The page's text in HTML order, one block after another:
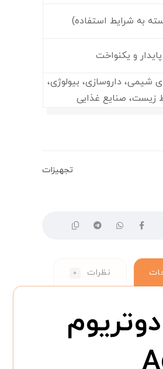
به شرایط استفاده)
پایدار و یکنواخت
شیمی، داروسازی، بیولوژی،
زیست، صنایع غذایی
تجهیزات
نظرات ۰